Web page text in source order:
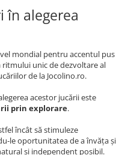
în alegerea
mondial pentru accentul pus
unic de dezvoltare al
de la Jocolino.ro.
acestor jucării este
prin explorare.
încât să stimuleze
le oportunitatea de a învăța și
și independent posibil.